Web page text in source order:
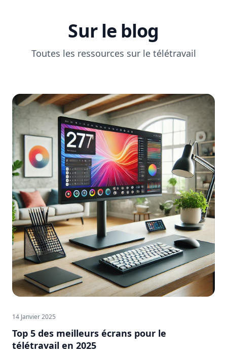
Sur le blog
Toutes les ressources sur le télétravail
14 Janvier 2025
Top 5 des meilleurs écrans pour le
télétravail en 2025